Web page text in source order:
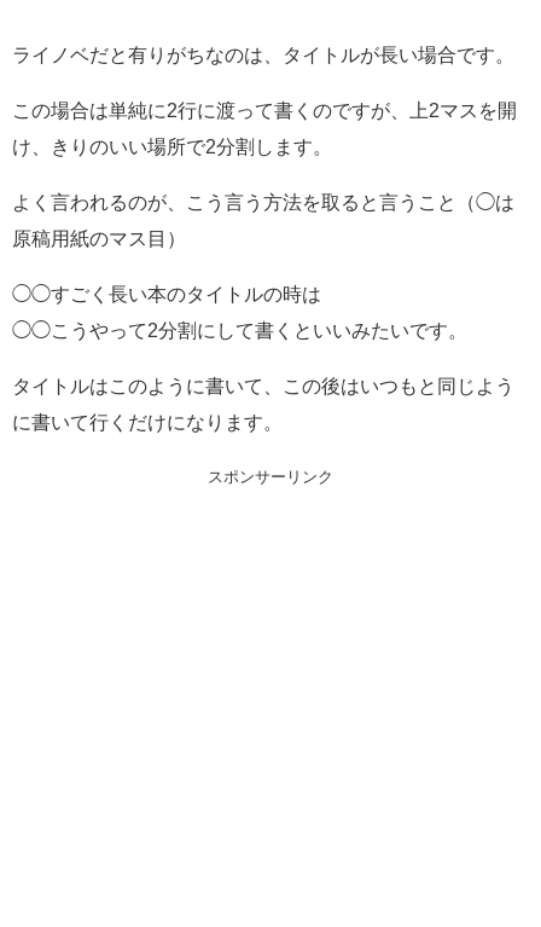
ライノベだと有りがちなのは、タイトルが長い場合です。
この場合は単純に2行に渡って書くのですが、上2マスを開
け、きりのいい場所で2分割します。
よく言われるのが、こう言う方法を取ると言うこと（◯は
原稿用紙のマス目）
◯◯すごく長い本のタイトルの時は
◯◯こうやって2分割にして書くといいみたいです。
タイトルはこのように書いて、この後はいつもと同じよう
に書いて行くだけになります。
スポンサーリンク